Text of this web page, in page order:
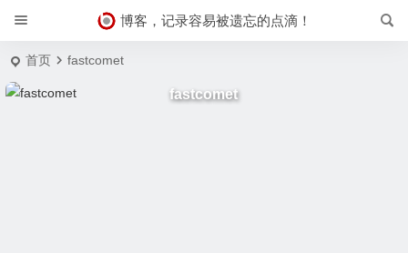
博客，记录容易被遗忘的点滴！
首页 fastcomet
fastcomet